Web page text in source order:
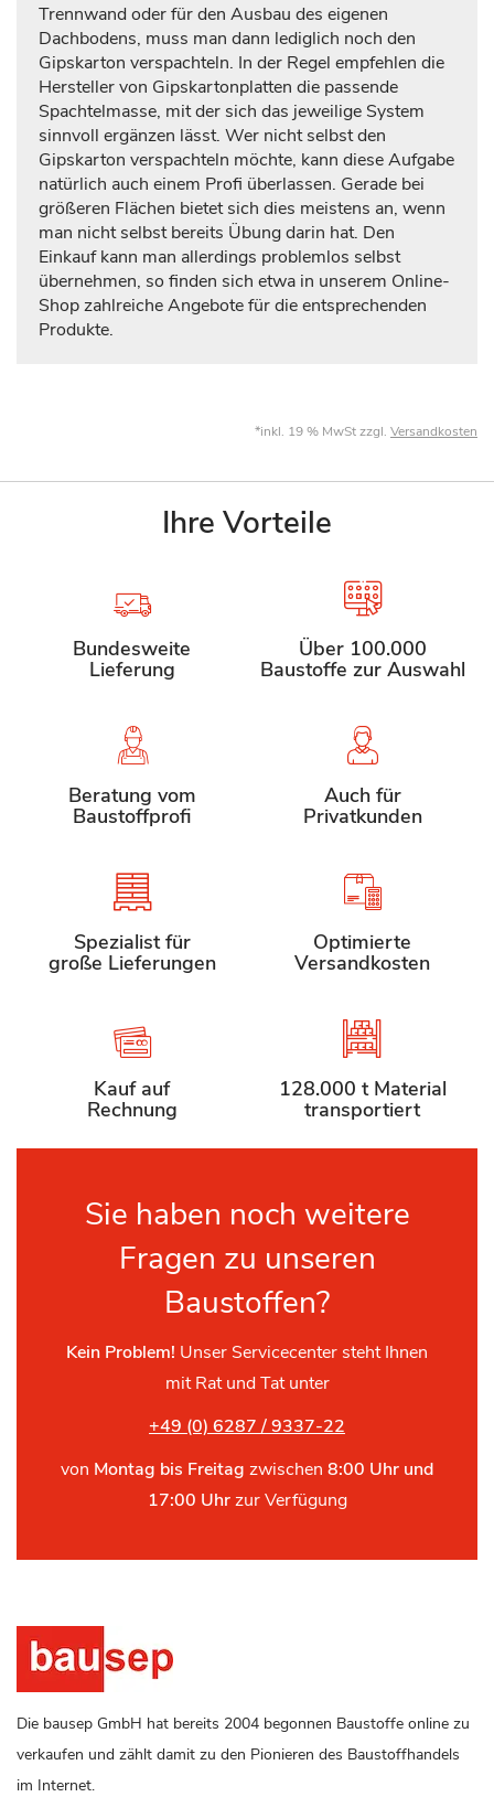
Trennwand oder für den Ausbau des eigenen
Dachbodens, muss man dann lediglich noch den
Gipskarton verspachteln. In der Regel empfehlen die
Hersteller von Gipskartonplatten die passende
Spachtelmasse, mit der sich das jeweilige System
sinnvoll ergänzen lässt. Wer nicht selbst den
Gipskarton verspachteln möchte, kann diese Aufgabe
natürlich auch einem Profi überlassen. Gerade bei
größeren Flächen bietet sich dies meistens an, wenn
man nicht selbst bereits Übung darin hat. Den
Einkauf kann man allerdings problemlos selbst
übernehmen, so finden sich etwa in unserem Online-
Shop zahlreiche Angebote für die entsprechenden
Produkte.
*inkl. 19 % MwSt zzgl. Versandkosten
Ihre Vorteile
Bundesweite
Lieferung
Über 100.000
Baustoffe zur Auswahl
Beratung vom
Baustoffprofi
Auch für
Privatkunden
Spezialist für
große Lieferungen
Optimierte
Versandkosten
Kauf auf
Rechnung
128.000 t Material
transportiert
Sie haben noch weitere
Fragen zu unseren
Baustoffen?
Kein Problem! Unser Servicecenter steht Ihnen
mit Rat und Tat unter
+49 (0) 6287 / 9337-22
von Montag bis Freitag zwischen 8:00 Uhr und
17:00 Uhrzur Verfügung
Die bausep GmbH hat bereits 2004 begonnen Baustoffe online zu
verkaufen und zählt damit zu den Pionieren des Baustoffhandels
im Internet.